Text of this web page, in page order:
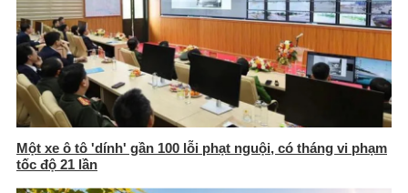
Một xe ô tô 'dính' gần 100 lỗi phạt nguội, có tháng vi phạm
tốc độ 21 lần